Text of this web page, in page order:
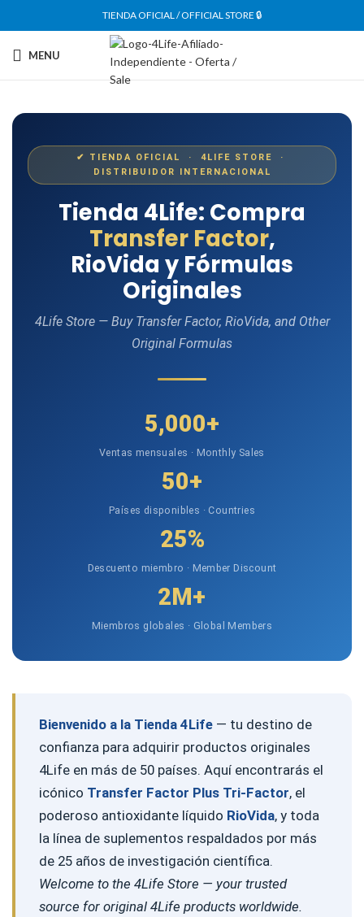
TIENDA OFICIAL / OFFICIAL STORE 🔒
MENU
✔ TIENDA OFICIAL · 4LIFE STORE ·
DISTRIBUIDOR INTERNACIONAL
Tienda 4Life: Compra
Transfer Factor,
RioVida y Fórmulas
Originales
4Life Store — Buy Transfer Factor, RioVida, and Other
Original Formulas
5,000+
Ventas mensuales · Monthly Sales
50+
Países disponibles · Countries
25%
Descuento miembro · Member Discount
2M+
Miembros globales · Global Members
Bienvenido a la Tienda 4Life— tu destino de
confianza para adquirir productos originales
4Life en más de 50 países. Aquí encontrarás el
icónico Transfer Factor Plus Tri-Factor, el
poderoso antioxidante líquido RioVida, y toda
la línea de suplementos respaldados por más
de 25 años de investigación científica.
Welcome to the 4Life Store — your trusted
source for original 4Life products worldwide.